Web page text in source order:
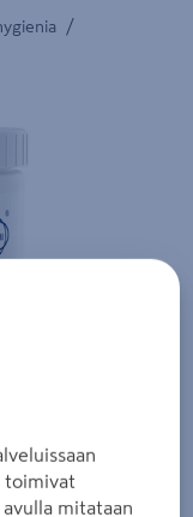
/
kuvaus -
toimivat
mitataan